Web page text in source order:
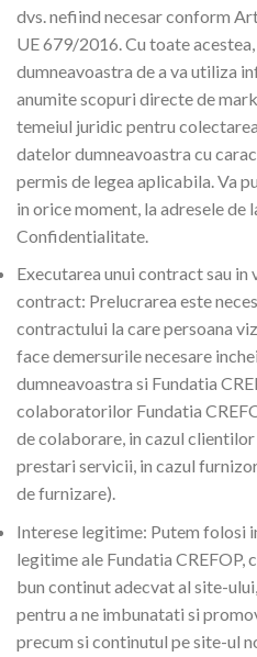
dvs. nefiind necesar conform
UE 679/2016. Cu toate
dumneavoastra de a va utiliza
anumite scopuri directe de
temeiul juridic pentru
datelor dumneavoastra cu
permis de legea aplicabila. Va
in orice moment, la adresele
Confidentialitate.
Executarea unui contract sau in
contract: Prelucrarea este
contractului la care persoana
face demersurile necesare
dumneavoastra si Fundatia
colaboratorilor Fundatia
de colaborare, in cazul
prestari servicii, in cazul
de furnizare).
Interese legitime: Putem folosi
legitime ale Fundatia CREFOP,
bun continut adecvat al site-
pentru a ne imbunatati si
precum si continutul pe site-ul